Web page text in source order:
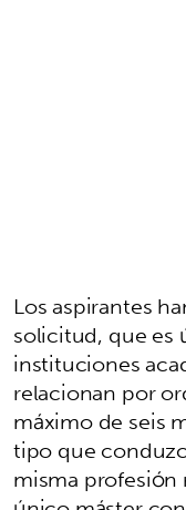
Los aspirantes
solicitud, que es
instituciones
relacionan por
máximo de seis
tipo que
misma